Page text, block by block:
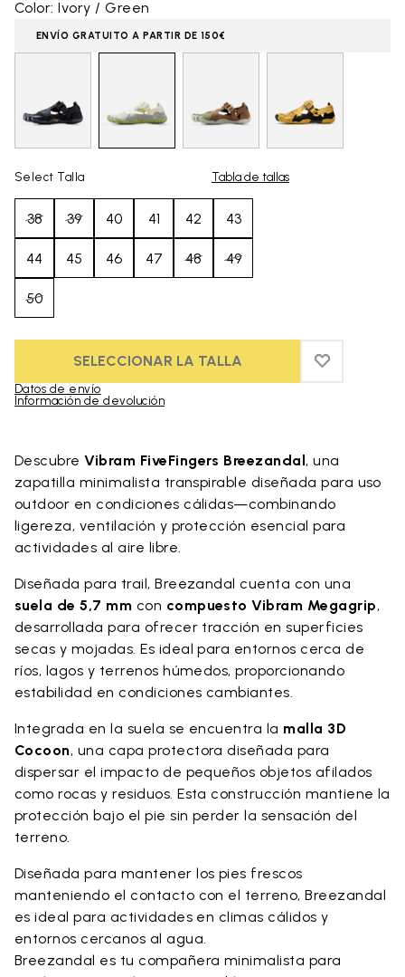
Color: Ivory / Green
ENVÍO GRATUITO A PARTIR DE 150€
Select Talla Tabla de tallas
38 39 40 41 42 43
44 45 46 47 48 49
50
SELECCIONAR LA TALLA ADD TO
ADD TO
Datos de envío
Información de devolución
DescubreVibram FiveFingers Breezandal, una
zapatilla minimalista transpirable diseñada para uso
outdoor en condiciones cálidas—combinando
ligereza, ventilación y protección esencial para
actividades al aire libre.
Diseñada para trail, Breezandal cuenta con una
suela de 5,7 mm con compuesto Vibram Megagrip,
desarrollada para ofrecer tracción en superficies
secas y mojadas. Es ideal para entornos cerca de
ríos, lagos y terrenos húmedos, proporcionando
estabilidad en condiciones cambiantes.
Integrada en la suela se encuentra la malla 3D
Cocoon, una capa protectora diseñada para
dispersar el impacto de pequeños objetos afilados
como rocas y residuos. Esta construcción mantiene la
protección bajo el pie sin perder la sensación del
terreno.
Diseñada para mantener los pies frescos
manteniendo el contacto con el terreno, Breezandal
es ideal para actividades en climas cálidos y
entornos cercanos al agua.
Breezandal es tu compañera minimalista para